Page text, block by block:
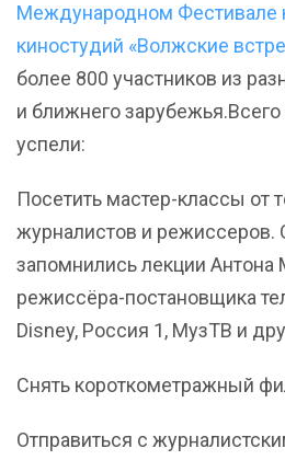
Международном
киностудий «Волжские
более 800 участников из
и ближнего зарубежья.Всего
успели:
Посетить мастер-классы от
журналистов и режиссеров.
запомнились лекции Антона
режиссёра-постановщика
Disney, Россия 1, МузТВ и
Снять короткометражный
Отправиться с